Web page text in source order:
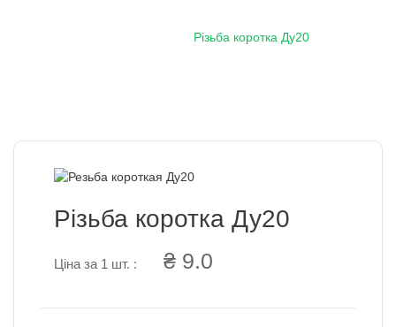
Різьба коротка Ду20
Різьба коротка Ду20
Ціна за 1 шт. : ₴ 9.0